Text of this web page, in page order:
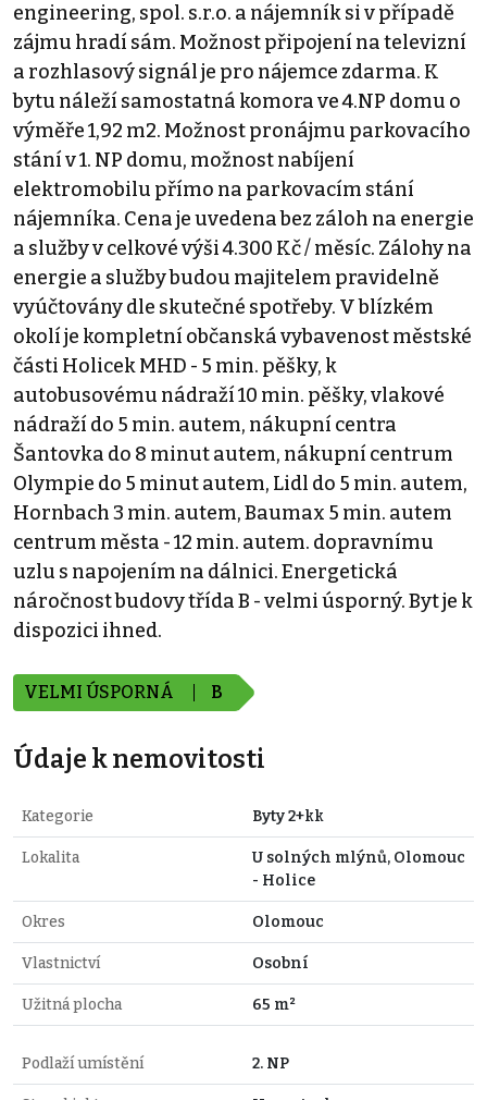
engineering, spol. s.r.o. a nájemník si v případě
zájmu hradí sám. Možnost připojení na televizní
a rozhlasový signál je pro nájemce zdarma. K
bytu náleží samostatná komora ve 4.NP domu o
výměře 1,92 m2. Možnost pronájmu parkovacího
stání v 1. NP domu, možnost nabíjení
elektromobilu přímo na parkovacím stání
nájemníka. Cena je uvedena bez záloh na energie
a služby v celkové výši 4.300 Kč / měsíc. Zálohy na
energie a služby budou majitelem pravidelně
vyúčtovány dle skutečné spotřeby. V blízkém
okolí je kompletní občanská vybavenost městské
části Holicek MHD - 5 min. pěšky, k
autobusovému nádraží 10 min. pěšky, vlakové
nádraží do 5 min. autem, nákupní centra
Šantovka do 8 minut autem, nákupní centrum
Olympie do 5 minut autem, Lidl do 5 min. autem,
Hornbach 3 min. autem, Baumax 5 min. autem
centrum města - 12 min. autem. dopravnímu
uzlu s napojením na dálnici. Energetická
náročnost budovy třída B - velmi úsporný. Byt je k
dispozici ihned.
VELMI ÚSPORNÁ B
Údaje k nemovitosti
Kategorie Byty 2+kk
Lokalita
U solných mlýnů, Olomouc
- Holice
Okres Olomouc
Vlastnictví Osobní
Užitná plocha 65 m²
Podlaží umístění 2. NP